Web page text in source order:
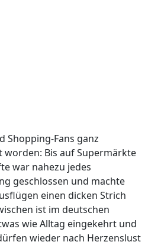
Shopping-Fans ganz
Bis auf Supermärkte
war nahezu jedes
geschlossen und machte
einen dicken Strich
ist im deutschen
wie Alltag eingekehrt und
wieder nach Herzenslust